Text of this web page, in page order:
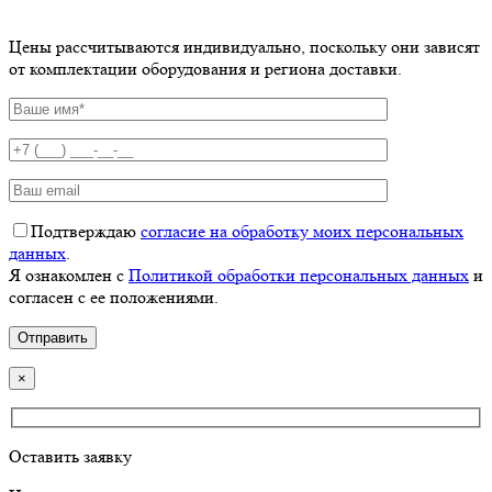
Цены рассчитываются индивидуально, поскольку они зависят
от комплектации оборудования и региона доставки.
Подтверждаю согласие на обработку моих персональных
данных
Я ознакомлен с Политикой обработки персональных данных и
согласен с ее положениями.
×
Оставить заявку